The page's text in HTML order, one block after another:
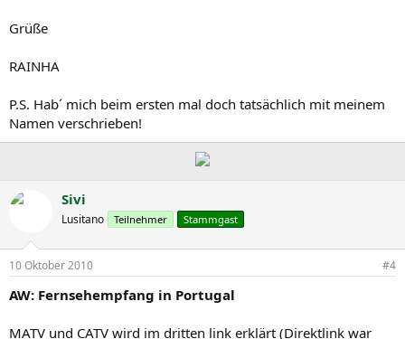
Grüße
RAINHA
P.S. Hab´ mich beim ersten mal doch tatsächlich mit meinem
Namen verschrieben!
Sivi
Lusitano Teilnehmer Stammgast
10 Oktober 2010 #4
AW: Fernsehempfang in Portugal
MATV und CATV wird im dritten link erklärt (Direktlink war